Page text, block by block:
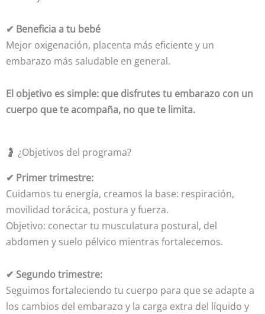
✔ Beneficia a tu bebé
Mejor oxigenación, placenta más eficiente y un
embarazo más saludable en general.
El objetivo es simple: que disfrutes tu embarazo con un
cuerpo que te acompaña, no que te limita.
🤰 ¿Objetivos del programa?
✔ Primer trimestre:
Cuidamos tu energía, creamos la base: respiración,
movilidad torácica, postura y fuerza.
Objetivo: conectar tu musculatura postural, del
abdomen y suelo pélvico mientras fortalecemos.
✔ Segundo trimestre:
Seguimos fortaleciendo tu cuerpo para que se adapte a
los cambios del embarazo y la carga extra del líquido y